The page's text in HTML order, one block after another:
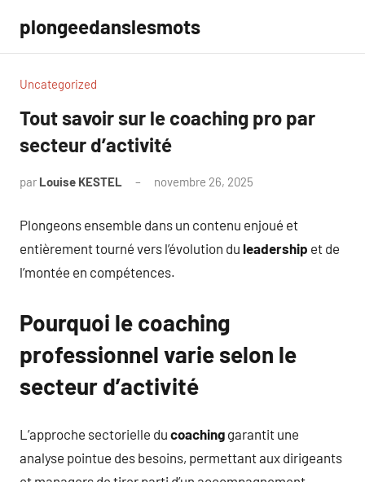
contenu
plongeedanslesmots
Uncategorized
Tout savoir sur le coaching pro par
secteur d’activité
par Louise KESTEL novembre 26, 2025
Plongeons ensemble dans un contenu enjoué et
entièrement tourné vers l’évolution du leadership et de
l’montée en compétences.
Pourquoi le coaching
professionnel varie selon le
secteur d’activité
L’approche sectorielle du coaching garantit une
analyse pointue des besoins, permettant aux dirigeants